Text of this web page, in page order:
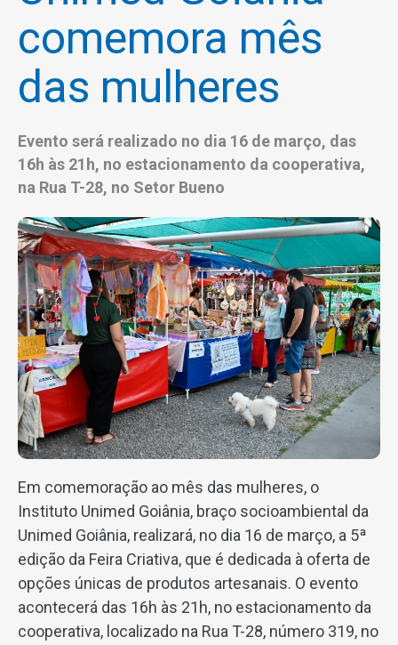
comemora mês
das mulheres
Evento será realizado no dia 16 de março, das
16h às 21h, no estacionamento da cooperativa,
na Rua T-28, no Setor Bueno
Em comemoração ao mês das mulheres, o
Instituto Unimed Goiânia, braço socioambiental da
Unimed Goiânia, realizará, no dia 16 de março, a 5ª
edição da Feira Criativa, que é dedicada à oferta de
opções únicas de produtos artesanais. O evento
acontecerá das 16h às 21h, no estacionamento da
cooperativa, localizado na Rua T-28, número 319, no